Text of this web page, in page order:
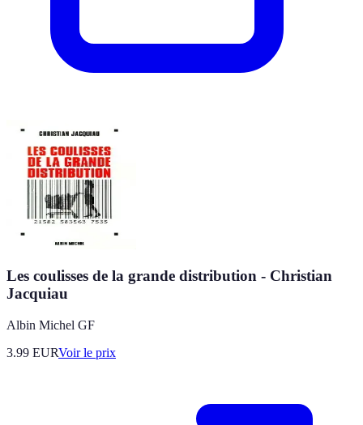
Les coulisses de la grande distribution - Christian
Jacquiau
Albin Michel GF
3.99 EURVoir le prix